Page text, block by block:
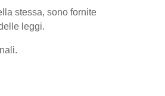
stessa, sono fornite
leggi.